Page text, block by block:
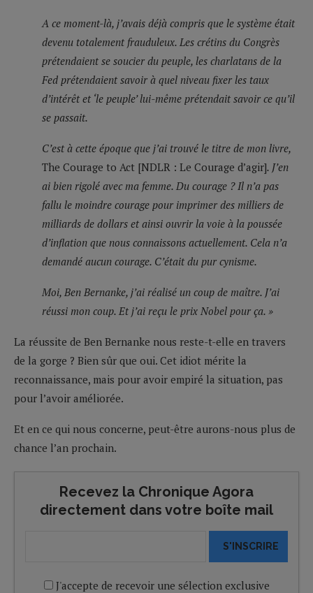
A ce moment-là, j’avais déjà compris que le système était
devenu totalement frauduleux. Les crétins du Congrès
prétendaient se soucier du peuple, les charlatans de la
Fed prétendaient savoir à quel niveau fixer les taux
d’intérêt et ‘le peuple’ lui-même prétendait savoir ce qu’il
se passait.
C’est à cette époque que j’ai trouvé le titre de mon livre,
The Courage to Act [NDLR : Le Courage d’agir]. J’en
ai bien rigolé avec ma femme. Du courage ? Il n’a pas
fallu le moindre courage pour imprimer des milliers de
milliards de dollars et ainsi ouvrir la voie à la poussée
d’inflation que nous connaissons actuellement. Cela n’a
demandé aucun courage. C’était du pur cynisme.
Moi, Ben Bernanke, j’ai réalisé un coup de maître. J’ai
réussi mon coup. Et j’ai reçu le prix Nobel pour ça. »
La réussite de Ben Bernanke nous reste-t-elle en travers
de la gorge ? Bien sûr que oui. Cet idiot mérite la
reconnaissance, mais pour avoir empiré la situation, pas
pour l’avoir améliorée.
Et en ce qui nous concerne, peut-être aurons-nous plus de
chance l’an prochain.
Recevez la Chronique Agora
directement dans votre boîte mail
S'INSCRIRE
J'accepte de recevoir une sélection exclusive